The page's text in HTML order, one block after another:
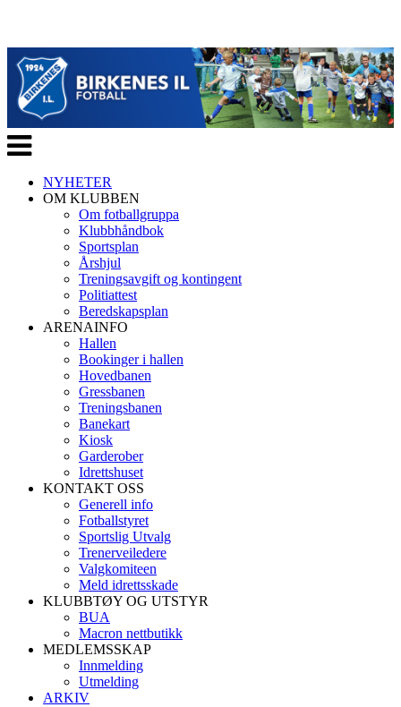
Veksle
navigasjon
NYHETER
OM KLUBBEN
Om fotballgruppa
Klubbhåndbok
Sportsplan
Årshjul
Treningsavgift og kontingent
Politiattest
Beredskapsplan
ARENAINFO
Hallen
Bookinger i hallen
Hovedbanen
Gressbanen
Treningsbanen
Banekart
Kiosk
Garderober
Idrettshuset
KONTAKT OSS
Generell info
Fotballstyret
Sportslig Utvalg
Trenerveiledere
Valgkomiteen
Meld idrettsskade
KLUBBTØY OG UTSTYR
BUA
Macron nettbutikk
MEDLEMSSKAP
Innmelding
Utmelding
ARKIV